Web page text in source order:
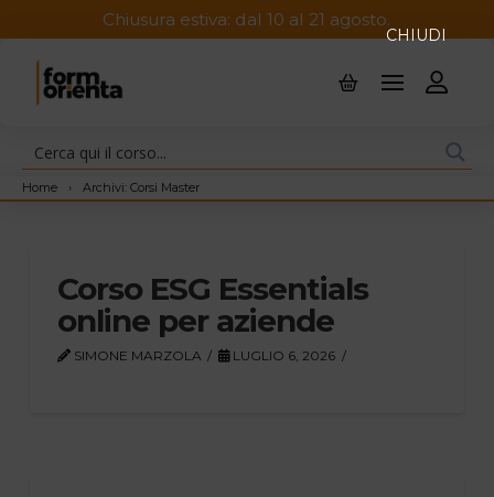
Chiusura estiva: dal 10 al 21 agosto.
Home › Archivi: Corsi Master
Corso ESG Essentials
online per aziende
SIMONE MARZOLA LUGLIO 6, 2026
CHIUDI